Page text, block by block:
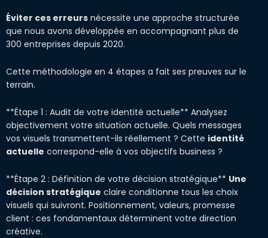
Éviter ces erreurs nécessite une approche structurée
que nous avons développée en accompagnant plus de
300 entreprises depuis 2020.
Cette méthodologie en 4 étapes a fait ses preuves sur le
terrain.
**Étape 1 : Audit de votre identité actuelle** Analysez
objectivement votre situation actuelle. Quels messages
vos visuels transmettent-ils réellement ? Cette identité
actuelle correspond-elle à vos objectifs business ?
**Étape 2 : Définition de votre décision stratégique** Une
décision stratégique claire conditionne tous les choix
visuels qui suivront. Positionnement, valeurs, promesse
client : ces fondamentaux déterminent votre direction
créative.